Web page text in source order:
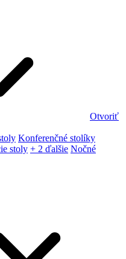
Otvoriť
Konferenčné stolíky
stoly + 2 ďalšie Nočné